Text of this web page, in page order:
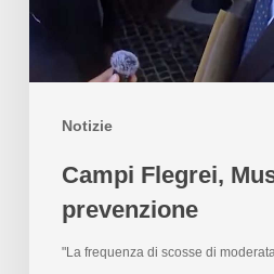
Notizie
Campi Flegrei,
prevenzione
"La frequenza di scosse di